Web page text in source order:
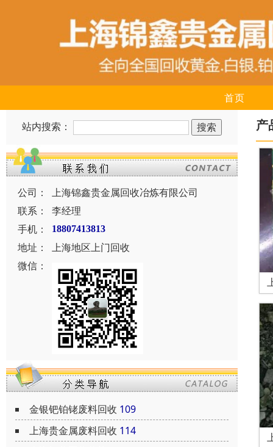
首页
站内搜索：
公司：
上海锦鑫贵金属回收冶炼有限公司
联系：
李经理
手机：
18807413813
地址：
上海地区上门回收
微信：
金银钯铂铑废料回收 109
上海贵金属废料回收 114
产